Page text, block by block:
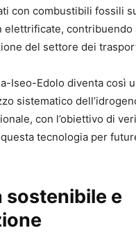
con combustibili fossili
elettrificate, contribuendo
del settore dei
Iseo-Edolo diventa così
sistematico
con l’obiettivo di
tecnologia per
sostenibile e